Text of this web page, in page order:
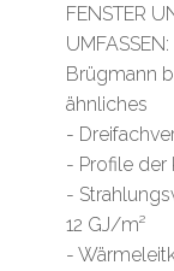
FENSTER
UMFASSEN:
Brügmann
ähnliches
-
- Profile der
-
12 GJ/m²
-